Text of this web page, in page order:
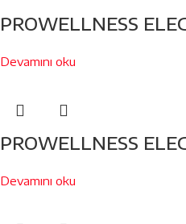
PROWELLNESS
Devamını oku
PROWELLNESS
Devamını oku